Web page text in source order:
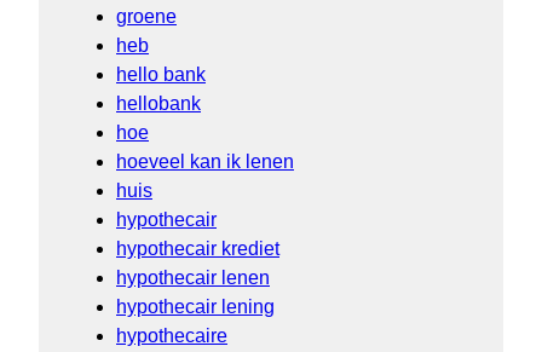
groene
heb
hello bank
hellobank
hoe
hoeveel kan ik lenen
huis
hypothecair
hypothecair krediet
hypothecair lenen
hypothecair lening
hypothecaire